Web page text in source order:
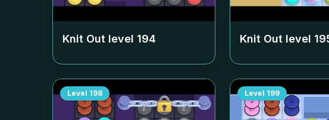
Knit Out level 194 Knit Out level
Level 198 Level 199